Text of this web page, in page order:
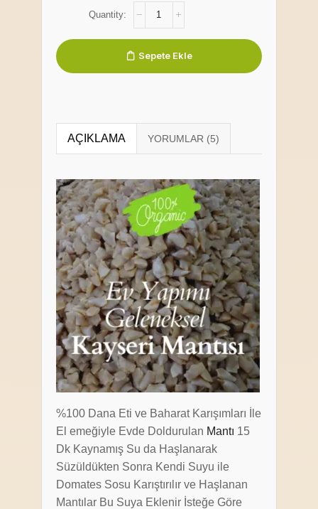
Sepete Ekle
AÇIKLAMA
%100 Dana Eti ve Baharat Karışımları İle
El emeğiyle Evde Doldurulan Mantı 15
Dk Kaynamış Su da Haşlanarak
Süzüldükten Sonra Kendi Suyu ile
Domates Sosu Karıştırılır ve Haşlanan
Mantılar Bu Suya Eklenir İsteğe Göre